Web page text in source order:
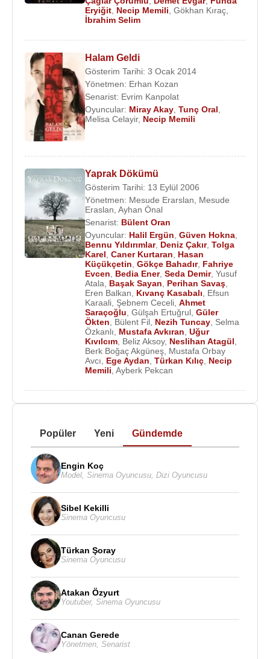
Eryiğit Necip Memili Gökhan Kıraç
İbrahim Selim
Halam Geldi
Gösterim Tarihi: 3 Ocak 2014
Yönetmen: Erhan Kozan
Senarist: Evrim Kanpolat
Oyuncular: Miray Akay Tunç Oral
Melisa Celayir, Necip Memili
Yaprak Dökümü
Gösterim Tarihi: 13 Eylül 2006
Yönetmen: Mesude Erarslan, Mesude
Eraslan, Ayhan Önal
Senarist: Bülent Oran
Oyuncular: Halil Ergün, Güven Hokna,
Bennu Yıldırımlar, Deniz Çakır, Tolga
Karel, Caner Kurtaran, Hasan
Küçükçetin, Gökçe Bahadır, Fahriye
Evcen, Bedia Ener, Seda Demir, Yusuf
Atala, Başak Sayan, Perihan Savaş,
Eren Balkan, Kıvanç Kasabalı, Efsun
Karaali, Şebnem Ceceli, Ahmet
Saraçoğlu, Gülşah Ertuğrul, Güler
Ökten, Bülent Fil, Nezih Tuncay, Selma
Özkanlı, Mustafa Avkıran, Uğur
Kıvılcım, Beliz Aksoy, Neslihan Atagül,
Berk Boğaç Akgüneş, Mustafa Orbay
Avcı, Ege Aydan, Türkan Kılıç, Necip
Memili, Ayberk Pekcan
Popüler Yeni Gündemde
Engin Koç
Model Sinema Oyuncusu Dizi Oyuncusu
Sibel Kekilli
Sinema Oyuncusu
Türkan Şoray
Sinema Oyuncusu
Atakan Özyurt
Youtuber, Sinema Oyuncusu
Canan Gerede
Yönetmen Senarist